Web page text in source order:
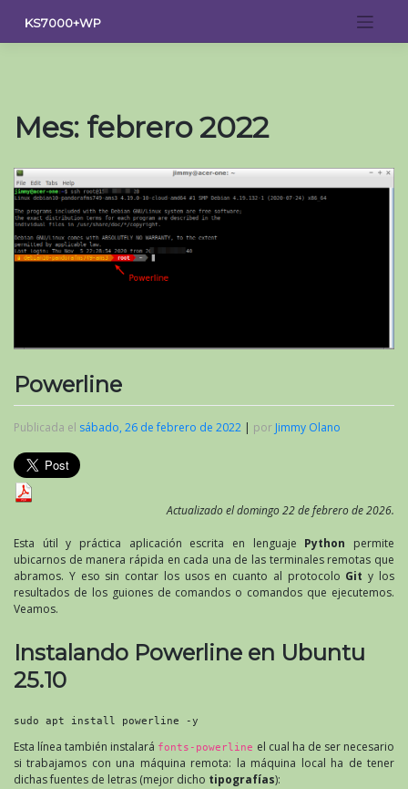
contenido
KS7000+WP
Mes: febrero 2022
Powerline
Publicada el sábado, 26 de febrero de 2022 | por Jimmy Olano
Actualizado el domingo 22 de febrero de 2026.
Esta útil y práctica aplicación escrita en lenguaje Python permite
ubicarnos de manera rápida en cada una de las terminales remotas que
abramos. Y eso sin contar los usos en cuanto al protocolo Git y los
resultados de los guiones de comandos o comandos que ejecutemos.
Veamos.
Instalando Powerline en Ubuntu
25.10
sudo apt install powerline -y
Esta línea también instalará fonts-powerline el cual ha de ser necesario
si trabajamos con una máquina remota: la máquina local ha de tener
dichas fuentes de letras (mejor dicho tipografías):